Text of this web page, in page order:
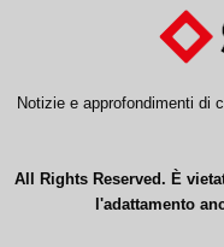
Notizie e approfondimenti di
All Rights Reserved. È
l'adattamento